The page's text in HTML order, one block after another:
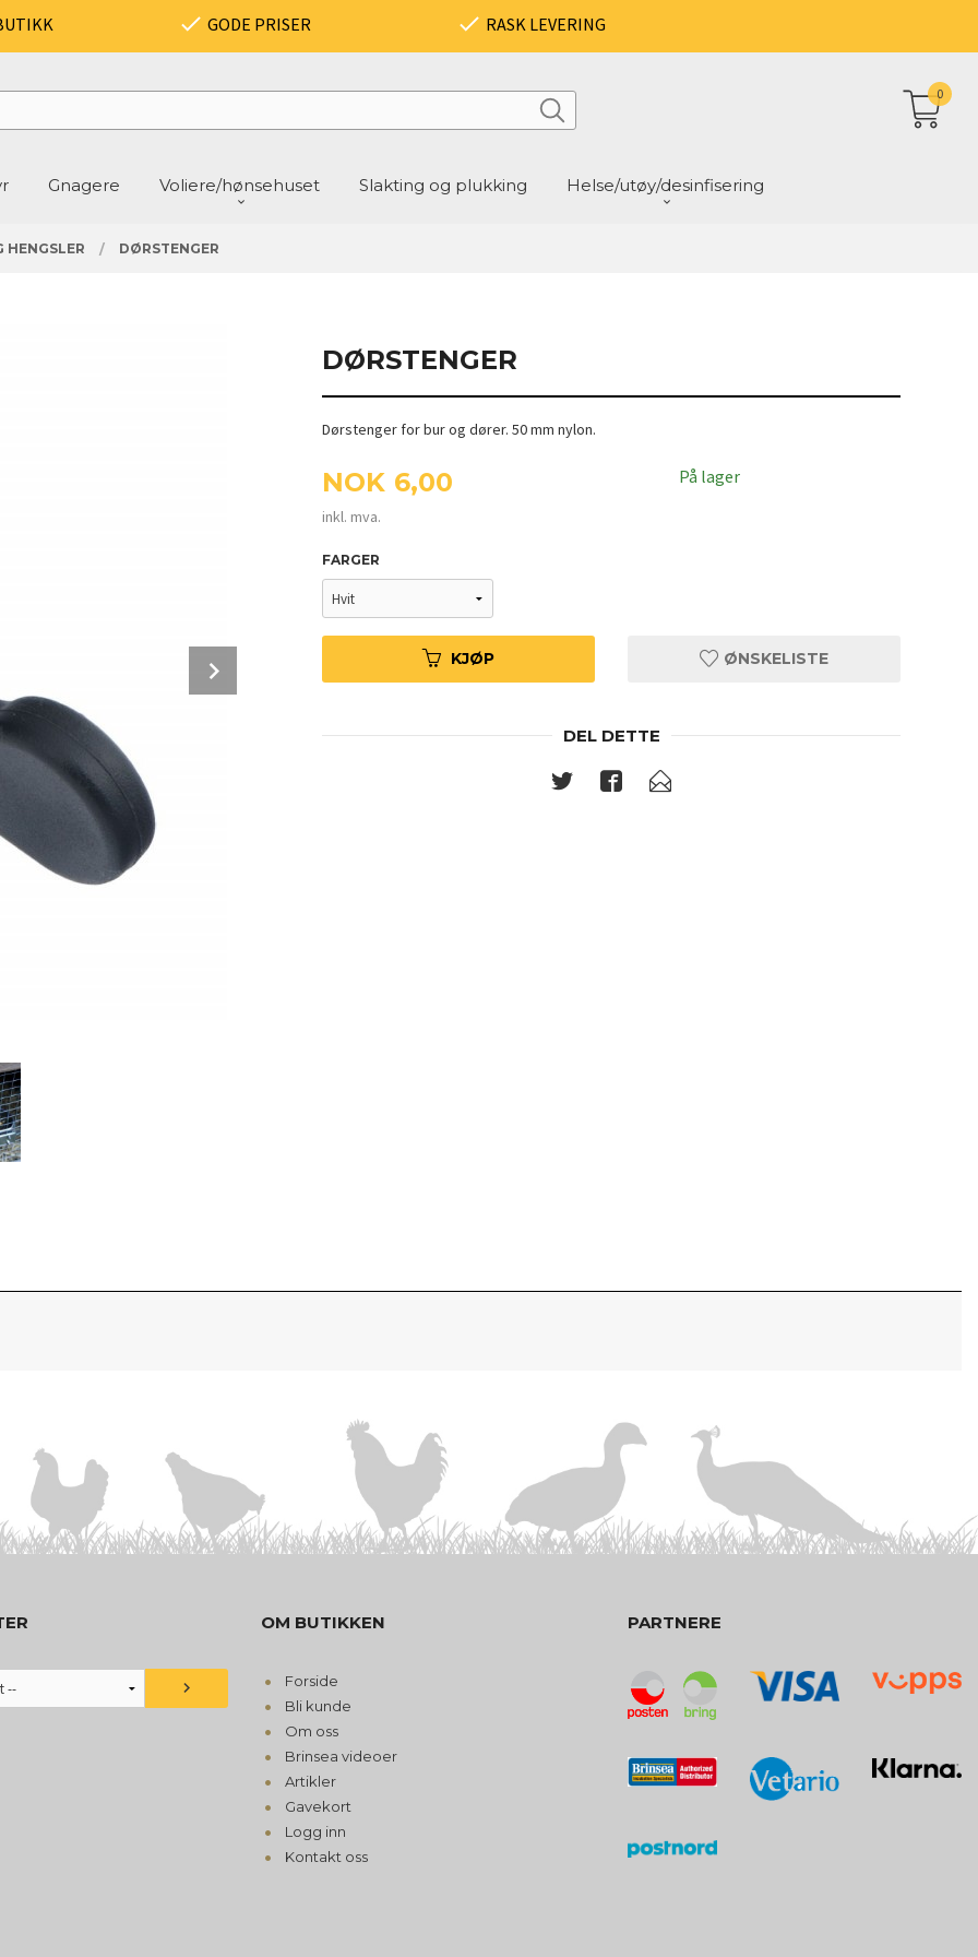
GODE PRISER RASK LEVERING
Gnagere Voliere/hønsehuset Slakting og plukking Helse/utøy/desinfisering
0
HENGSLER DØRSTENGER
DØRSTENGER
Dørstenger for bur og dører. 50 mm nylon.
Pris
NOK 6,00
inkl. mva.
På lager
FARGER
KJØP ØNSKELISTE
DEL DETTE
OM BUTIKKEN
Forside
Bli kunde
Om oss
Brinsea videoer
Artikler
Gavekort
Logg inn
Kontakt oss
PARTNERE